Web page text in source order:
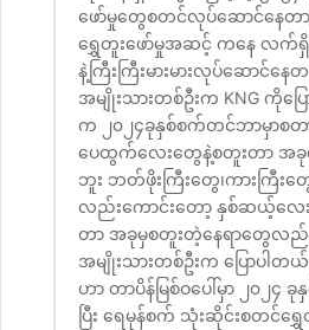
ဖော်မှုတွေစတင်လုပ်ဆောင်နေတာ
ရွှေတူးဖော်မှုအဆင့် ကနေ လက်ရှိ
နဲ့ကြီးကြီးမားမားလုပ်ဆောင်န
အမျိုးသားတစ်ဦးက KNG ကိုပြ
က ၂၀၂၄ခုနှစ်စက်တင်ဘာမှာစ
ပေထွက်လေးတွေနဲ့စတူးတာ အ
ဘူး ဘတ်ဖိုးကြီးတွေ၊ကားကြီး
လည်းကောင်းတော့ နှစ်ဆယ့်လေး
တာ အခုမှစတူးတဲ့နေရာတွေလည်
အမျိုးသားတစ်ဦးက ပြောပါ
ဟာ တာပိန်မြစ်ဝပေါ်မှာ ၂၀၂
ပြီး ရေမုန်စက် သုံးဆိုင်းစတင်ရွှ